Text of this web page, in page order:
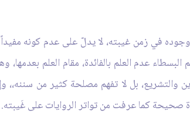
في زمن غيبته، لا يدلّ على عدم كونه
البسطاء عدم العلم بالفائدة، مقام العلم
والتشريع، بل لا تفهم مصلحة كثير من
صحيحة كما عرفت من تواتر الروايات على غَيبته.